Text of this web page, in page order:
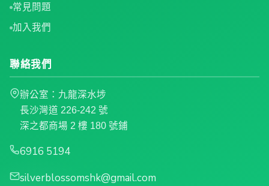
常見問題
加入我們
聯絡我們
辦公室：九龍深水埗
長沙灣道 226-242 號
深之都商場 2 樓 180 號鋪
6916 5194
silverblossomshk@gmail.com